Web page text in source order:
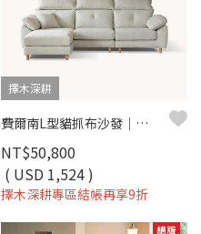
擇木深耕
費爾南L型貓抓布沙發｜耐磨防潑水 × 移動式腳椅 × 可拆洗布套 – 擇木深耕
NT$50,800
( USD 1,524 )
擇木深耕專區結帳再享9折